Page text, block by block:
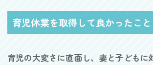
育児休業を取得して良かったこと
育児の大変さに直面し、妻と子どもに